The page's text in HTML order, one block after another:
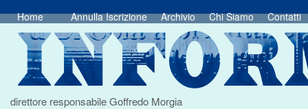
Home Annulla Iscrizione Archivio Chi Siamo Contatti
direttore responsabile Goffredo Morgia